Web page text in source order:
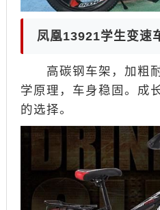
凤凰13921学生变速
高碳钢车架，加粗耐
学原理，车身稳固。成
的选择。